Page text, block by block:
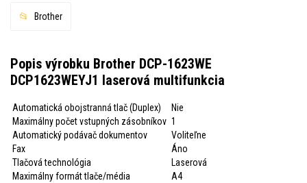
Brother
Popis výrobku Brother DCP-1623WE
DCP1623WEYJ1 laserová multifunkcia
Automatická obojstranná tlač (Duplex)
Nie
Maximálny počet vstupných zásobníkov 1
Automatický podávač dokumentov
Voliteľne
Fax
Áno
Tlačová technológia
Laserová
Maximálny formát tlače/média
A4